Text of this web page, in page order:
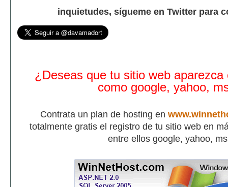
inquietudes, sígueme en Twitter para
¿Deseas que tu sitio web aparezca
como google, yahoo,
Contrata un plan de hosting en
totalmente gratis el registro de tu sitio web en
entre ellos google, yahoo,